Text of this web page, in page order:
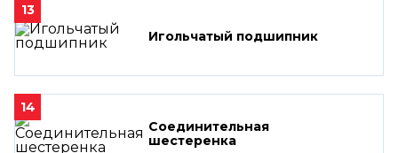
13
Игольчатый подшипник
14
Соединительная
шестеренка